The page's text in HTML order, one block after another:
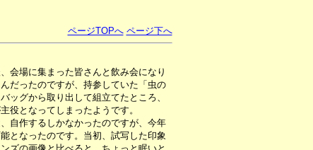
ページTOPへ ページ下へ
会場に集まった皆さんと飲み会になり
だったのですが、持参していた「虫の
ッグから取り出して組立てたところ、
役となってしまったようです。
自作するしかなかったのですが、今年
となったのです。当初、試写した印象